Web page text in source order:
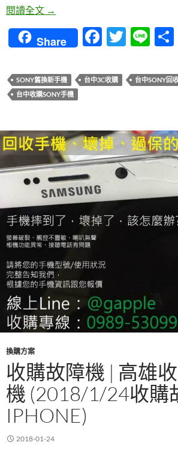
閱讀全文 台中Sony手機回收網站｜青
→
Share
F
e
b
o
k
T
itt
er
Li
e
SONY舊換新手機 台中3C收購 台中SONY回
台中收購SONY手機
換購方案
收購故障機 | 高雄
機 (2018/1/24收購
IPHONE)
2018-01-24